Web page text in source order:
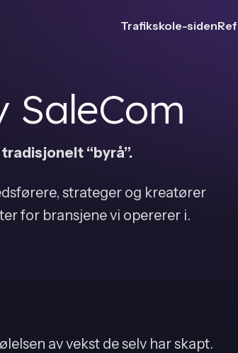
Trafikskole-siden
SaleCom
“byrå”.
strateger og kreatører
for bransjene vi opererer i.
av vekst de selv har skapt.